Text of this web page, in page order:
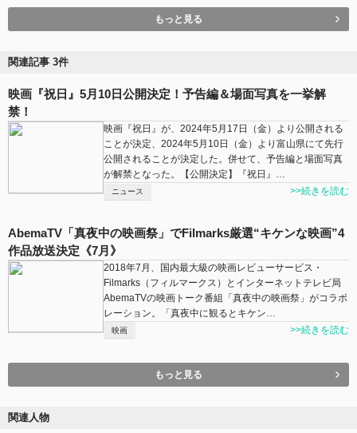
もっと見る
関連記事 3件
映画『祝日』5月10日公開決定！予告編＆場面写真を一挙解
禁！
映画『祝日』が、2024年5月17日（金）より公開される
ことが決定、2024年5⽉10⽇（金）より富山県にて先行
公開されることが決定した。併せて、予告編と場面写真
が解禁となった。【公開決定】『祝日』…
ニュース >>続きを読む
AbemaTV「真夜中の映画祭」でFilmarks厳選“キケンな映画”4
作品放送決定《7月》
2018年7月、国内最大級の映画レビューサービス・
Filmarks（フィルマークス）とインターネットテレビ局
AbemaTVの映画トーク番組「真夜中の映画祭」がコラボ
レーション。「真夜中に観るとキケン…
映画 >>続きを読む
もっと見る
関連人物